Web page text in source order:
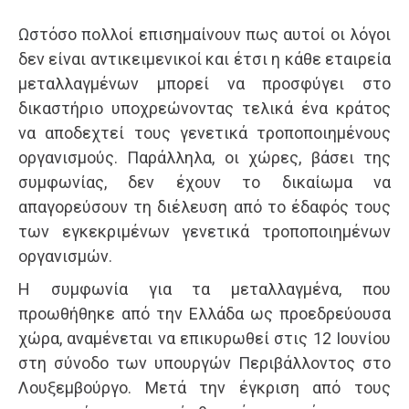
Ωστόσο πολλοί επισημαίνουν πως αυτοί οι λόγοι
δεν είναι αντικειμενικοί και έτσι η κάθε εταιρεία
μεταλλαγμένων μπορεί να προσφύγει στο
δικαστήριο υποχρεώνοντας τελικά ένα κράτος
να αποδεχτεί τους γενετικά τροποποιημένους
οργανισμούς. Παράλληλα, οι χώρες, βάσει της
συμφωνίας, δεν έχουν το δικαίωμα να
απαγορεύσουν τη διέλευση από το έδαφός τους
των εγκεκριμένων γενετικά τροποποιημένων
οργανισμών.
Η συμφωνία για τα μεταλλαγμένα, που
προωθήθηκε από την Ελλάδα ως προεδρεύουσα
χώρα, αναμένεται να επικυρωθεί στις 12 Ιουνίου
στη σύνοδο των υπουργών Περιβάλλοντος στο
Λουξεμβούργο. Μετά την έγκριση από τους